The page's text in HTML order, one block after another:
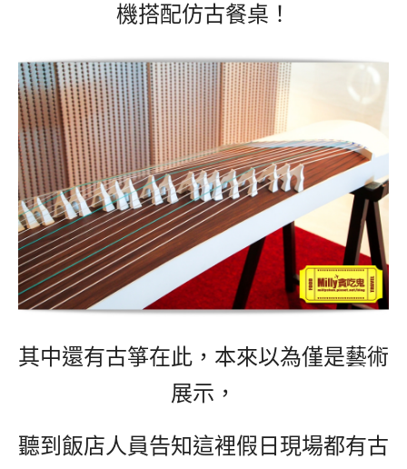
機搭配仿古餐桌！
其中還有古箏在此，本來以為僅是藝術
展示，
聽到飯店人員告知這裡假日現場都有古